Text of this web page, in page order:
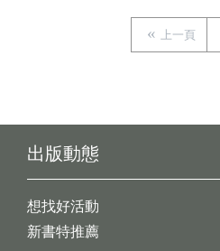
上一頁
出版動態
想找好活動
新書特推薦